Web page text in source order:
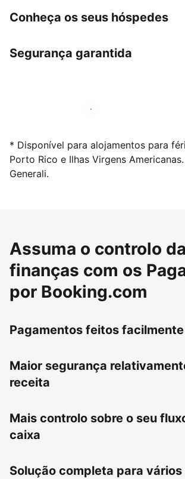
Conheça os seus hóspedes
Segurança garantida
Anuncie connosco hoje mesmo
* Disponível para alojamentos para
Porto Rico e Ilhas Virgens
Generali.
Assuma o controlo
finanças com os
por Booking.com
Pagamentos feitos facilmente
Maior segurança
receita
Mais controlo sobre o seu
caixa
Solução completa para vários